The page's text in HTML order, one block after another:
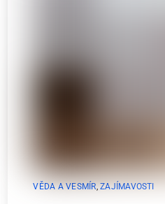
VĚDA A VESMÍR,ZAJÍMAVOSTI